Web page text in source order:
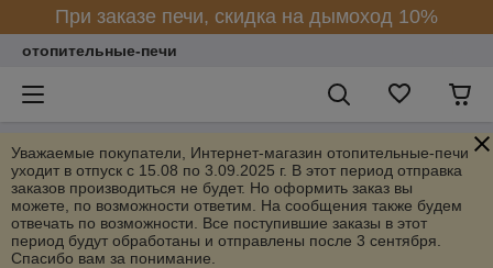
При заказе печи, скидка на дымоход 10%
отопительные-печи
Уважаемые покупатели, Интернет-магазин отопительные-печи
уходит в отпуск с 15.08 по 3.09.2025 г. В этот период отправка
заказов производиться не будет. Но оформить заказ вы
можете, по возможности ответим. На сообщения также будем
отвечать по возможности. Все поступившие заказы в этот
период будут обработаны и отправлены после 3 сентября.
Спасибо вам за понимание.